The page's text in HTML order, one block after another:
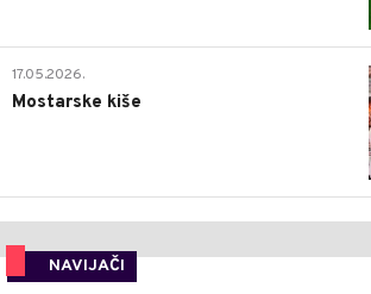
17.05.2026.
Mostarske kiše
NAVIJAČI